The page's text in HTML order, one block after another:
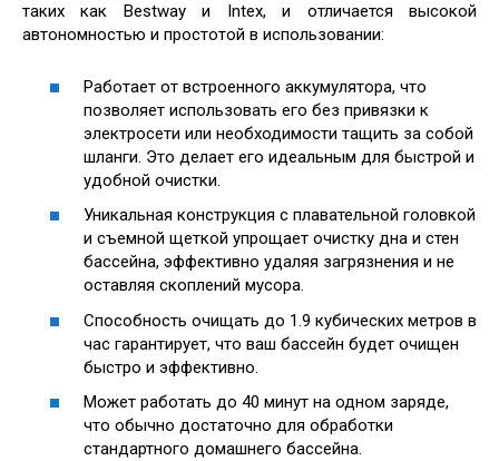
таких как Bestway и Intex, и отличается высокой
автономностью и простотой в использовании:
Работает от встроенного аккумулятора, что
позволяет использовать его без привязки к
электросети или необходимости тащить за собой
шланги. Это делает его идеальным для быстрой и
удобной очистки.
Уникальная конструкция с плавательной головкой
и съемной щеткой упрощает очистку дна и стен
бассейна, эффективно удаляя загрязнения и не
оставляя скоплений мусора.
Способность очищать до 1.9 кубических метров в
час гарантирует, что ваш бассейн будет очищен
быстро и эффективно.
Может работать до 40 минут на одном заряде,
что обычно достаточно для обработки
стандартного домашнего бассейна.